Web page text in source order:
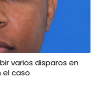
varios disparos en
el caso